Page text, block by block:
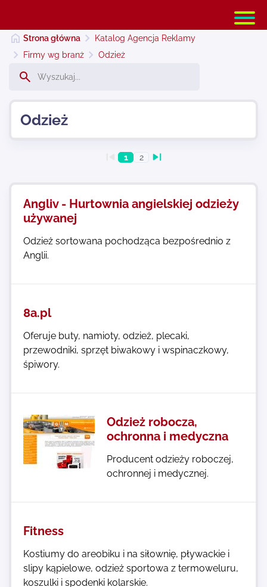
Kontakt
Strona główna
Katalog Agencja Reklamy
Firmy wg branż
Odzież
Odzież
1 2
Angliv - Hurtownia angielskiej odzieży
używanej
Odzież sortowana pochodząca bezpośrednio z
Anglii.
8a.pl
Oferuje buty, namioty, odzież, plecaki,
przewodniki, sprzęt biwakowy i wspinaczkowy,
śpiwory.
Odzież robocza,
ochronna i medyczna
Producent odzieży roboczej,
ochronnej i medycznej.
Fitness
Kostiumy do areobiku i na siłownię, pływackie i
slipy kąpielowe, odzież sportowa z termoweluru,
koszulki i spodenki kolarskie.